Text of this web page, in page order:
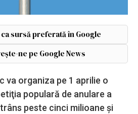
sursă preferată în Google
ne pe Google News
va organiza pe 1 aprilie o
populară de anulare a
peste cinci milioane şi